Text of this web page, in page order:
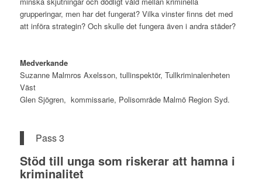
grupperingar, men har det fungerat? Vilka vinster finns det med
att införa strategin? Och skulle det fungera även i andra städer?
Medverkande
Suzanne Malmros Axelsson, tullinspektör, Tullkriminalenheten
Väst
Glen Sjögren, kommissarie, Polisområde Malmö Region Syd.
Pass 3
Stöd till unga som riskerar att hamna i
kriminalitet